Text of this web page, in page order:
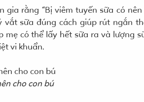
rằng “Bị viêm tuyến sữa có nên
sữa đúng cách giúp rút ngắn
mẹ có thể lấy hết sữa ra và lượng
vi khuẩn.
cho con bú